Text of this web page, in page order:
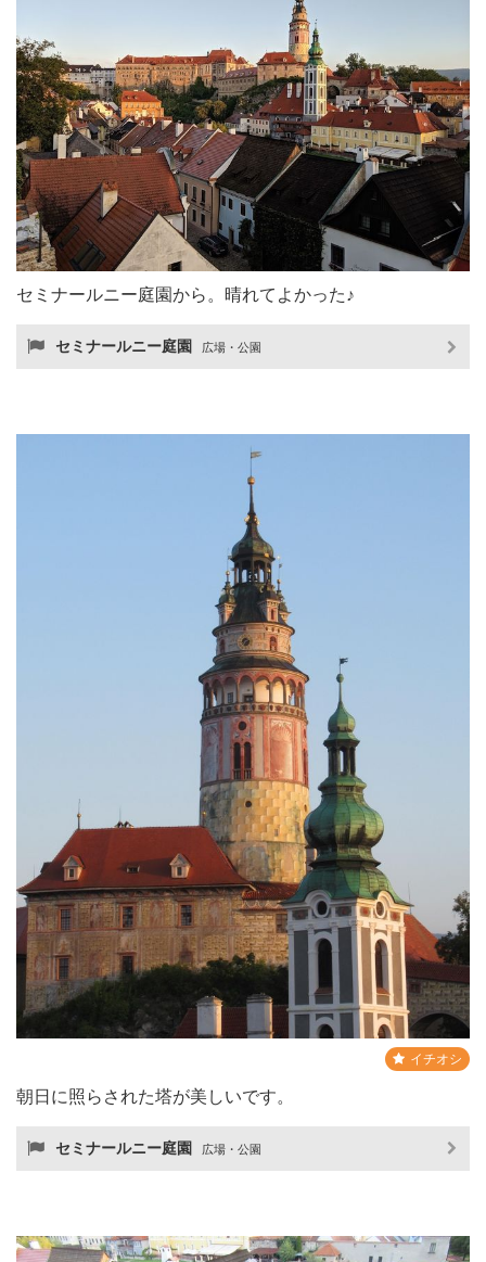
セミナールニー庭園から。晴れてよかった♪
セミナールニー庭園 広場・公園
イチオシ
朝日に照らされた塔が美しいです。
セミナールニー庭園 広場・公園